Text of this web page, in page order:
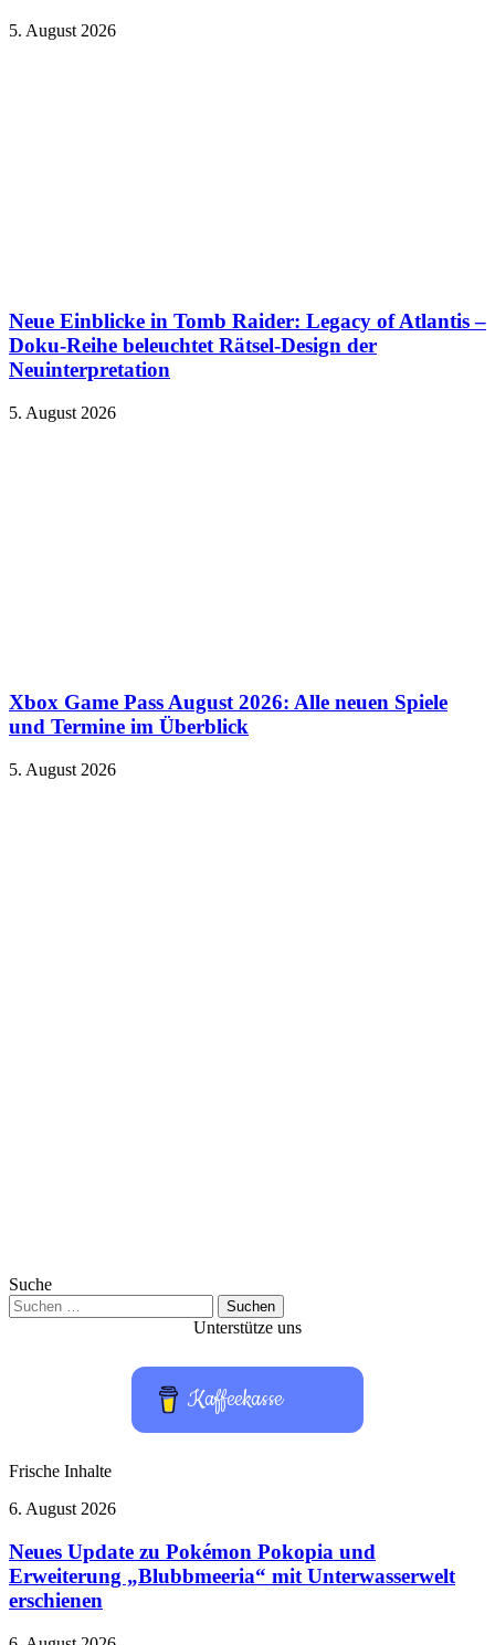
5. August 2026
Neue Einblicke in Tomb Raider: Legacy of Atlantis –
Doku-Reihe beleuchtet Rätsel-Design der
Neuinterpretation
5. August 2026
Xbox Game Pass August 2026: Alle neuen Spiele
und Termine im Überblick
5. August 2026
Suche
Suchen
nach:
Unterstütze uns
Kaffeekasse
Frische Inhalte
Neues
zu
Pokémon
Pokopia
und
6. August 2026
Neues Update zu Pokémon Pokopia und
Erweiterung „Blubbmeeria“ mit Unterwasserwelt
erschienen